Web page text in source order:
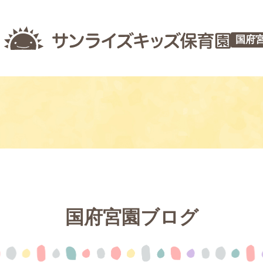
国府
国府宮園ブログ